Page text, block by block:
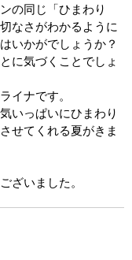
の同じ「ひまわり
なさがわかるように
いかがでしょうか？
に気づくことでしょ
イナです。
いっぱいにひまわり
せてくれる夏がきま
ざいました。